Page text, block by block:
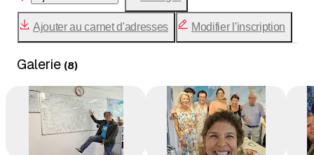
Ajouter au carnet d'adresses Modifier l'inscription
Galerie (8)